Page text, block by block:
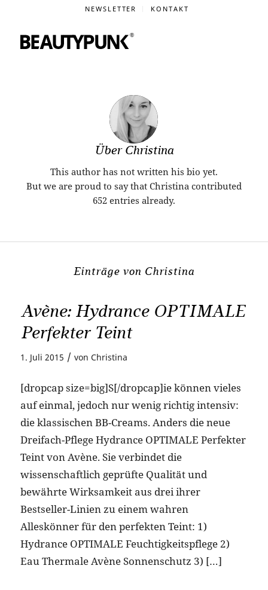
NEWSLETTER KONTAKT
Über Christina
This author has not written his bio yet.
But we are proud to say that Christina contributed
652 entries already.
Einträge von Christina
Avène: Hydrance OPTIMALE
Perfekter Teint
1. Juli 2015 / von Christina
[dropcap size=big]S[/dropcap]ie können vieles
auf einmal, jedoch nur wenig richtig intensiv:
die klassischen BB-Creams. Anders die neue
Dreifach-Pflege Hydrance OPTIMALE Perfekter
Teint von Avène. Sie verbindet die
wissenschaftlich geprüfte Qualität und
bewährte Wirksamkeit aus drei ihrer
Bestseller-Linien zu einem wahren
Alleskönner für den perfekten Teint: 1)
Hydrance OPTIMALE Feuchtigkeitspflege 2)
Eau Thermale Avène Sonnenschutz 3) […]